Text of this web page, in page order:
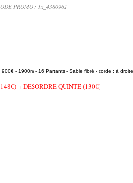
PROMO : 1x_4380962
- 1900m - 16 Partants - Sable fibré - corde : à droite.
+ DESORDRE QUINTE (130€)